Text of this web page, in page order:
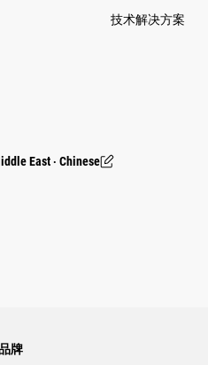
技术解决方案
East ‧ Chinese
牌